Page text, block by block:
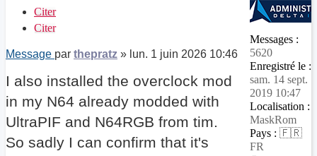
Citer
Citer
Message par thepratz » lun. 1 juin 2026 10:46
I also installed the overclock mod
in my N64 already modded with
UltraPIF and N64RGB from tim.
So sadly I can confirm that it's
Messages :
5620
Enregistré le :
sam. 14 sept.
2019 10:47
Localisation :
MaskRom
Pays : 🇫🇷
FR